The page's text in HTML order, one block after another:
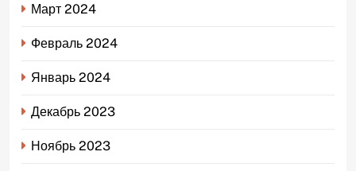
Март 2024
Февраль 2024
Январь 2024
Декабрь 2023
Ноябрь 2023